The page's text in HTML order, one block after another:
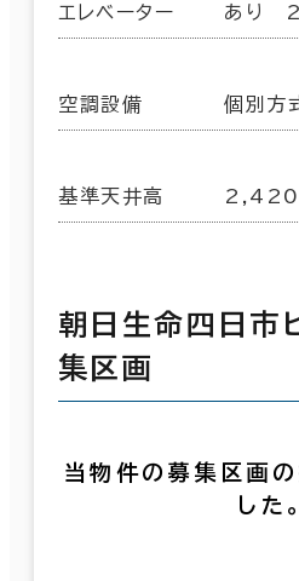
エレベーター あり
空調設備 個別方
基準天井高
朝日生命四日市
集区画
当物件の募集区画
した。